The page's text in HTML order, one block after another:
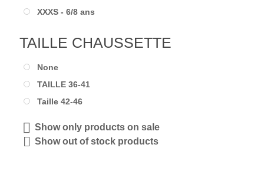
XXXS - 6/8 ans
TAILLE CHAUSSETTE
None
TAILLE 36-41
Taille 42-46
Show only products on sale
Show out of stock products